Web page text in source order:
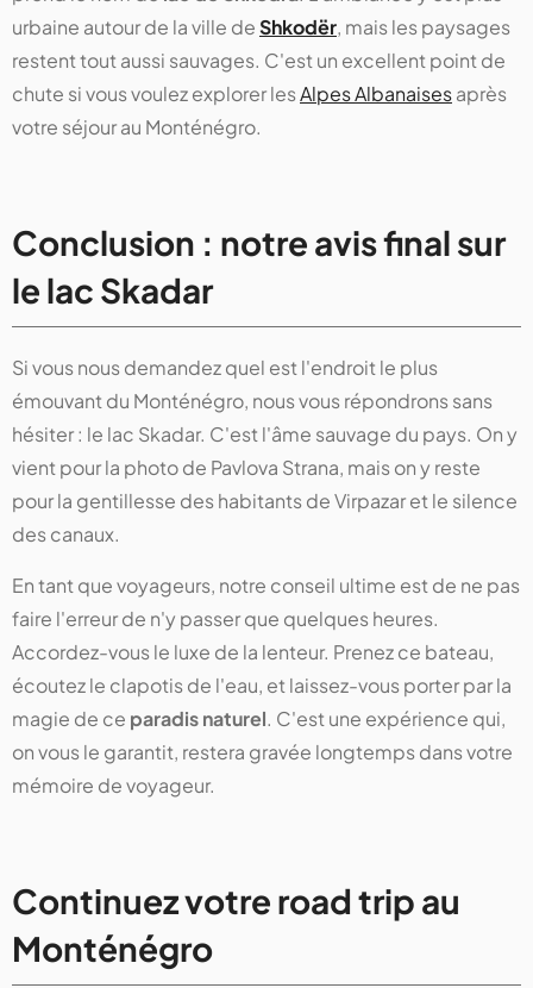
urbaine autour de la ville deShkodër, mais les paysages
restent tout aussi sauvages. C'est un excellent point de
chute si vous voulez explorer lesAlpes Albanaisesaprès
votre séjour au Monténégro.
Conclusion : notre avis final sur
le lac Skadar
Si vous nous demandez quel est l'endroit le plus
émouvant du Monténégro, nous vous répondrons sans
hésiter : le lac Skadar. C'est l'âme sauvage du pays. On y
vient pour la photo de Pavlova Strana, mais on y reste
pour la gentillesse des habitants de Virpazar et le silence
des canaux.
En tant que voyageurs, notre conseil ultime est de ne pas
faire l'erreur de n'y passer que quelques heures.
Accordez-vous le luxe de la lenteur. Prenez ce bateau,
écoutez le clapotis de l'eau, et laissez-vous porter par la
magie de ce paradis naturel. C'est une expérience qui,
on vous le garantit, restera gravée longtemps dans votre
mémoire de voyageur.
Continuez votre road trip au
Monténégro